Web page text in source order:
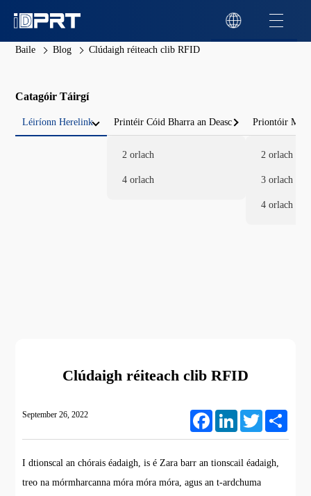
Baile Blog Clúdaigh réiteach clib RFID
Catagóir Táirgí
Léiríonn Herelink Printéir Cóid Bharra an Deasc
2 orlach
4 orlach
Priontóir
2 orlach
3 orlach
4 orlach
Clúdaigh réiteach clib RFID
September 26, 2022 FacebookLinkedIn Twitter
I dtionscal an chórais éadaigh, is é Zara barr an tionscail éadaigh,
treo na mórmharcanna móra móra móra, agus an t-ardchuma